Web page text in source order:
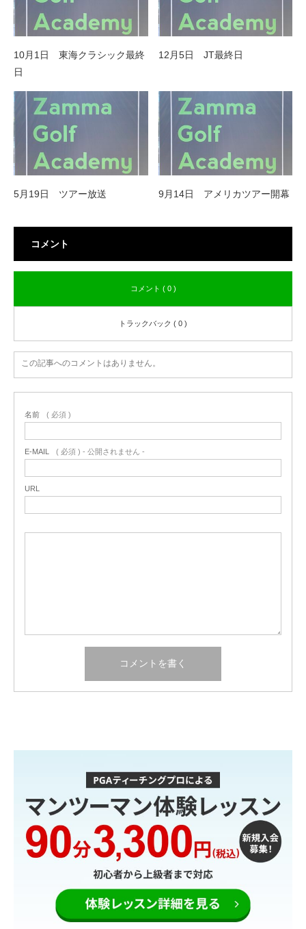
10月1日 東海クラシック最終
日
12月5日 JT最終日
5月19日 ツアー放送 9月14日 アメリカツアー開幕
コメント
コメント ( 0 )
トラックバック ( 0 )
この記事へのコメントはありません。
名前 ( 必須 )
E-MAIL ( 必須 ) - 公開されません -
URL